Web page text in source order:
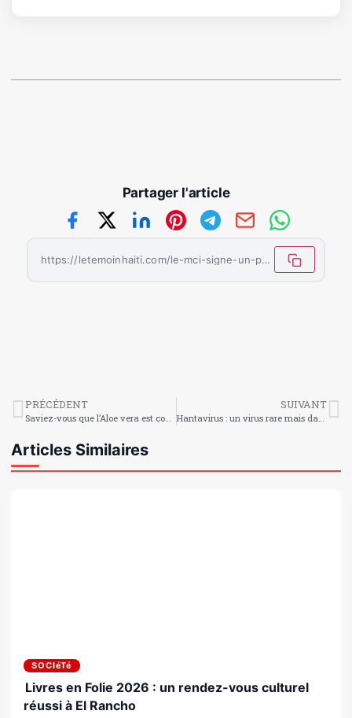
Partager l'article
https://letemoinhaiti.com/le-mci-signe-un-protocole-daccord-pour-accompagner-les-femmes-entrepreneures-haitiennes/
PRÉCÉDENT SUIVANT
Articles Similaires
SOCIéTé
Livres en Folie 2026 : un rendez-vous culturel
réussi à El Rancho